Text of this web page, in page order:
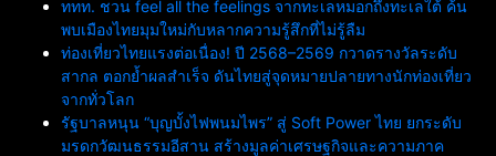
ททท. ชวน feel all the feelings จากทะเลหมอกถึงทะเลใต้ ค้น
พบเมืองไทยมุมใหม่กับหลากความรู้สึกที่ไม่รู้ลืม
ท่องเที่ยวไทยแรงต่อเนื่อง! ปี 2568–2569 กวาดรางวัลระดับ
สากล ตอกย้ำผลสำเร็จ ดันไทยสู่จุดหมายปลายทางนักท่องเที่ยว
จากทั่วโลก
รัฐบาลหนุน “บุญบั้งไฟพนมไพร” สู่ Soft Power ไทย ยกระดับ
มรดกวัฒนธรรมอีสาน สร้างมูลค่าเศรษฐกิจและความภาค